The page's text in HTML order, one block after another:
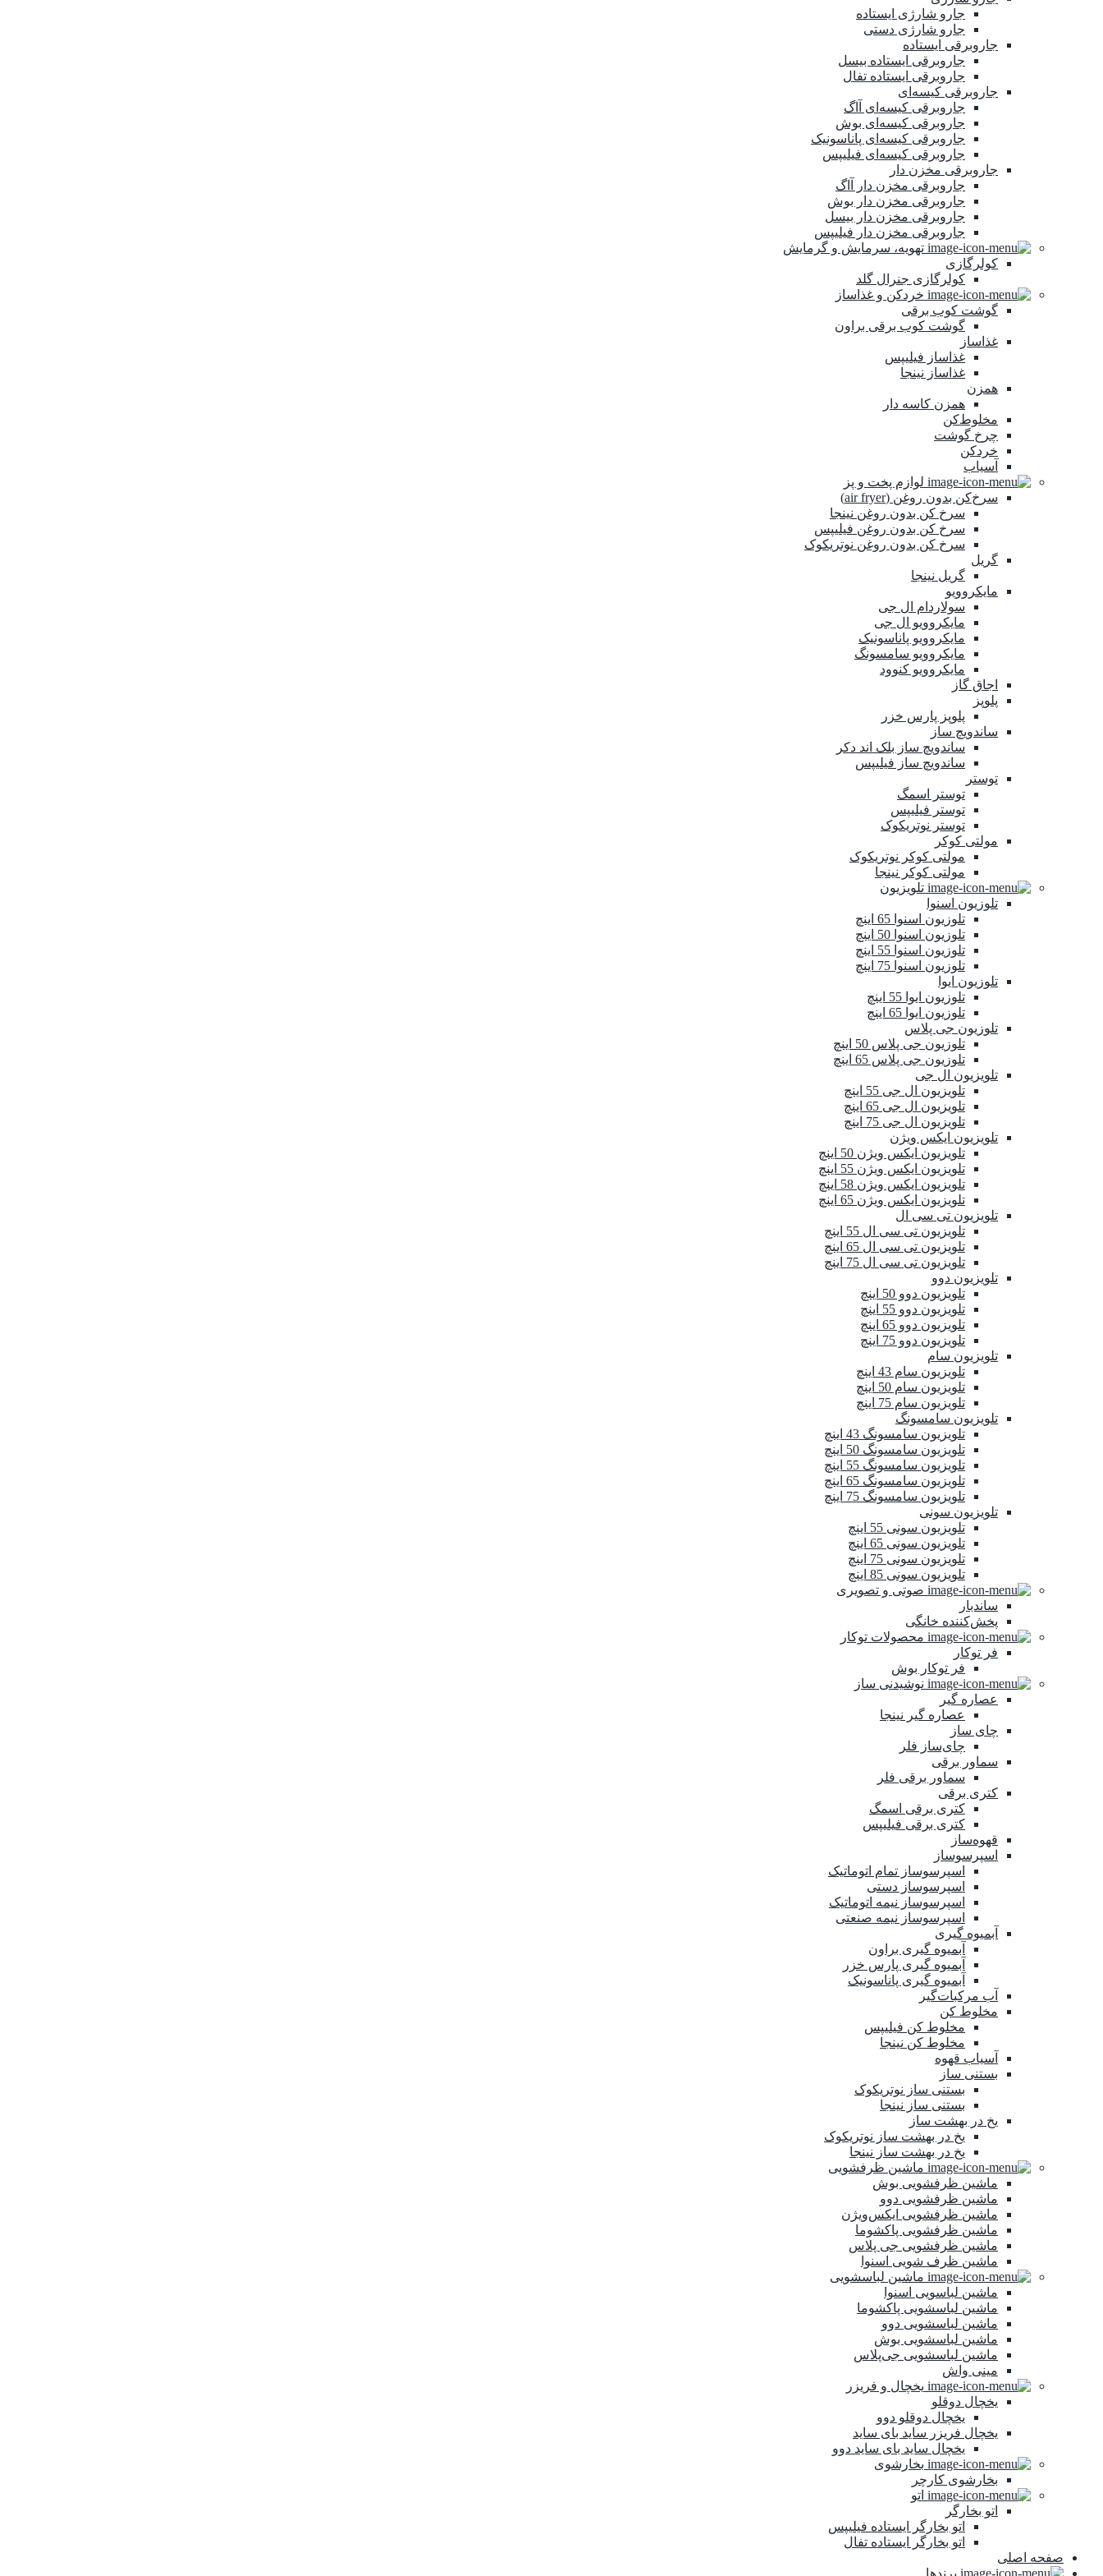
جارو شارژی ایستاده
جارو شارژی دستی
جاروبرقی ایستاده
جاروبرقی ایستاده بیسل
جاروبرقی ایستاده تفال
جاروبرقی کیسه‌ای
جاروبرقی کیسه‌ای آاگ
جاروبرقی کیسه‌ای بوش
جاروبرقی کیسه‌ای پاناسونیک
جاروبرقی کیسه‌ای فیلیپس
جاروبرقی مخزن‌ دار
جاروبرقی مخزن دار آاگ
جاروبرقی مخزن دار بوش
جاروبرقی مخزن دار بیسل
جاروبرقی مخزن دار فیلیپس
تهویه، سرمایش و گرمایش
کولرگازی
کولرگازی جنرال گلد
خردکن و غذاساز
گوشت کوب برقی
گوشت کوب برقی براون
غذاساز
غذاساز فیلیپس
غذاساز نینجا
همزن
همزن کاسه‌ دار
مخلوط‌کن
چرخ گوشت
خردکن
آسیاب
لوازم پخت و پز
سرخ‌کن بدون روغن (air fryer)
سرخ کن بدون روغن نینجا
سرخ کن بدون روغن فیلیپس
سرخ کن بدون روغن نوتریکوک
گریل
گریل نینجا
مایکروویو
سولاردام ال جی
مایکروویو ال جی
مایکروویو پاناسونیک
مایکروویو سامسونگ
مایکروویو کنوود
اجاق گاز
پلوپز
پلوپز پارس خزر
ساندویچ ساز
ساندویچ ساز بلک اند دکر
ساندویچ ساز فیلیپس
توستر
توستر اسمگ
توستر فیلیپس
توستر نوتریکوک
مولتی کوکر
مولتی کوکر نوتریکوک
مولتی کوکر نینجا
تلویزیون
تلوزیون اسنوا
تلوزیون اسنوا 65 اینچ
تلوزیون اسنوا 50 اینچ
تلوزیون اسنوا 55 اینچ
تلوزیون اسنوا 75 اینچ
تلوزیون ایوا
تلوزیون ایوا 55 اینچ
تلوزیون ایوا 65 اینچ
تلوزیون جی پلاس
تلوزیون جی پلاس 50 اینچ
تلوزیون جی پلاس 65 اینچ
تلویزیون ال جی
تلویزیون ال جی 55 اینچ
تلویزیون ال جی 65 اینچ
تلویزیون ال جی 75 اینچ
تلویزیون ایکس ویژن
تلویزیون ایکس ویژن 50 اینچ
تلویزیون ایکس ویژن 55 اینچ
تلویزیون ایکس ویژن 58 اینچ
تلویزیون ایکس ویژن 65 اینچ
تلویزیون تی سی ال
تلویزیون تی سی ال 55 اینچ
تلویزیون تی سی ال 65 اینچ
تلویزیون تی سی ال 75 اینچ
تلویزیون دوو
تلویزیون دوو 50 اینچ
تلویزیون دوو 55 اینچ
تلویزیون دوو 65 اینچ
تلویزیون دوو 75 اینچ
تلویزیون سام
تلویزیون سام 43 اینچ
تلویزیون سام 50 اینچ
تلویزیون سام 75 اینچ
تلویزیون سامسونگ
تلویزیون سامسونگ 43 اینچ
تلویزیون سامسونگ 50 اینچ
تلویزیون سامسونگ 55 اینچ
تلویزیون سامسونگ 65 اینچ
تلویزیون سامسونگ 75 اینچ
تلویزیون سونی
تلویزیون سونی 55 اینچ
تلویزیون سونی 65 اینچ
تلویزیون سونی 75 اینچ
تلویزیون سونی 85 اینچ
صوتی و تصویری
ساندبار
پخش‌کننده خانگی
محصولات توکار
فر توکار
فر توکار بوش
نوشیدنی ساز
عصاره گیر
عصاره گیر نینجا
چای ساز
چای‌ساز فلر
سماور برقی
سماور برقی فلر
کتری برقی
کتری برقی اسمگ
کتری برقی فیلیپس
قهوه‌ساز
اسپرسوساز
اسپرسوساز تمام اتوماتیک
اسپرسوساز دستی
اسپرسوساز نیمه اتوماتیک
اسپرسوساز نیمه صنعتی
آبمیوه گیری
آبمیوه گیری براون
آبمیوه گیری پارس خزر
آبمیوه گیری پاناسونیک
آب مرکبات‌گیر
مخلوط کن
مخلوط کن فیلیپس
مخلوط کن نینجا
آسیاب قهوه
بستنی ساز
بستنی ساز نوتریکوک
بستنی ساز نینجا
یخ در بهشت ساز
یخ در بهشت ساز نوتریکوک
یخ در بهشت ساز نینجا
ماشین‌ ظرفشویی
ماشین ظرفشویی بوش
ماشین ظرفشویی دوو
ماشین ظرفشویی ایکس‌ویژن
ماشین ظرفشویی پاکشوما
ماشین ظرفشویی جی پلاس
ماشین ظرف شویی اسنوا
ماشین لباسشویی
ماشین لباسویی اسنوا
ماشین لباسشویی پاکشوما
ماشین لباسشویی دوو
ماشین لباسشویی بوش
ماشین لباسشویی جی‌پلاس
مینی واش
یخچال و فریزر
یخچال دوقلو
یخچال دوقلو دوو
یخچال فریزر ساید بای ساید
یخچال ساید بای ساید دوو
بخارشوی
بخارشوی کارچر
اتو
اتو بخارگر
اتو بخارگر ایستاده فیلیپس
اتو بخارگر ایستاده تفال
صفحه اصلی
برندها